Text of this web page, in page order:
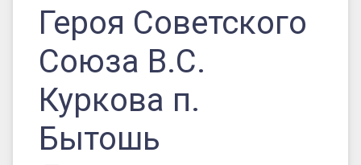
Героя Советского
Союза В.С.
Куркова п.
Бытошь